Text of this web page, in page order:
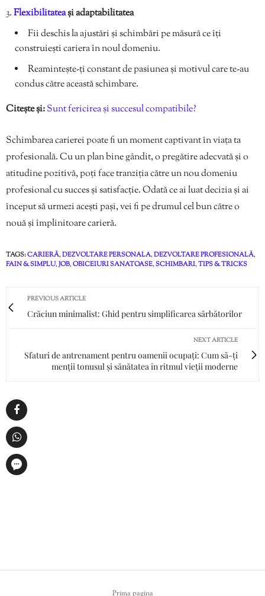
Flexibilitateași adaptabilitatea
Fii deschis la ajustări și schimbări pe măsură ce îți
construiești cariera în noul domeniu.
Reamintește-ți constant de pasiunea și motivul care te-au
condus către această schimbare.
Citește și:Sunt fericirea și succesul compatibile?
Schimbarea carierei poate fi un moment captivant în viața ta
profesională. Cu un plan bine gândit, o pregătire adecvată și o
atitudine pozitivă, poți face tranziția către un nou domeniu
profesional cu succes și satisfacție. Odată ce ai luat decizia și ai
început să urmezi acești pași, vei fi pe drumul cel bun către o
nouă și împlinitoare carieră.
TAGS:CARIERĂ,DEZVOLTARE PERSONALA,DEZVOLTARE PROFESIONALĂ,
FAIN & SIMPLU,JOB,OBICEIURI SANATOASE,SCHIMBARI,TIPS & TRICKS
PREVIOUS ARTICLE
Crăciun minimalist: Ghid pentru simplificarea sărbătorilor
NEXT ARTICLE
Sfaturi de antrenament pentru oamenii ocupați: Cum să-ți
menții tonusul și sănătatea în ritmul vieții moderne
Prima pagina